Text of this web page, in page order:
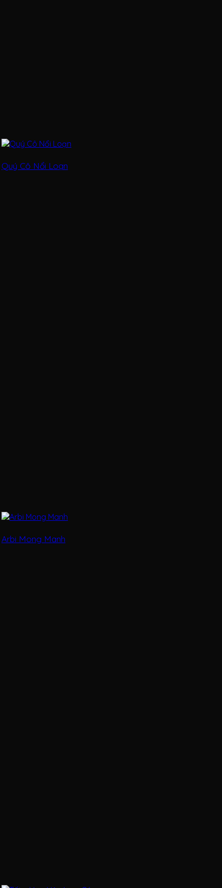
Quý Cô Nổi Loạn
Arbi Mong Manh